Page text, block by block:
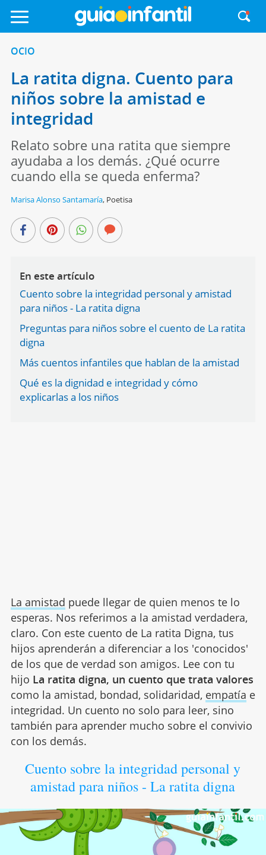
OCIO
La ratita digna. Cuento para
niños sobre la amistad e
integridad
Relato sobre una ratita que siempre
ayudaba a los demás. ¿Qué ocurre
cuando ella se queda enferma?
Marisa Alonso Santamaría, Poetisa
En este artículo
Cuento sobre la integridad personal y amistad
para niños - La ratita digna
Preguntas para niños sobre el cuento de La ratita
digna
Más cuentos infantiles que hablan de la amistad
Qué es la dignidad e integridad y cómo
explicarlas a los niños
La amistad puede llegar de quien menos te lo
esperas. Nos referimos a la amistad verdadera,
claro. Con este cuento de La ratita Digna, tus
hijos aprenderán a diferenciar a los 'conocidos'
de los que de verdad son amigos. Lee con tu
hijo La ratita digna, un cuento que trata valores
como la amistad, bondad, solidaridad, empatía e
integridad. Un cuento no solo para leer, sino
también para aprender mucho sobre el convivio
con los demás.
Cuento sobre la integridad personal y
amistad para niños - La ratita digna